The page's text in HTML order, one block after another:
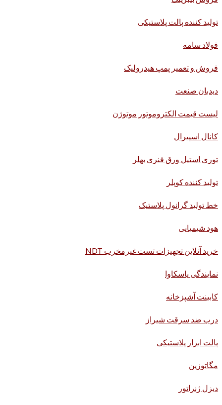
تولید کننده پالت پلاستیکی
فولاد سامه
فروش و تعمیر پمپ هیدرولیک
دیدبان صنعت
لیست قیمت الکتروموتور موتوژن
کانال اسپیرال
توری استیل ورق فنری بهلر
تولید کننده کوپلر
خط تولید گرانول پلاستیک
هود شیمیایی
خرید آنلاین تجهیزات تست غیرمخرب NDT
نمایندگی یاسکاوا
کابینت آشپزخانه
درب ضد سرقت شیراز
پالت ابزار پلاستیکی
مگاتوزین
دیزل ژنراتور